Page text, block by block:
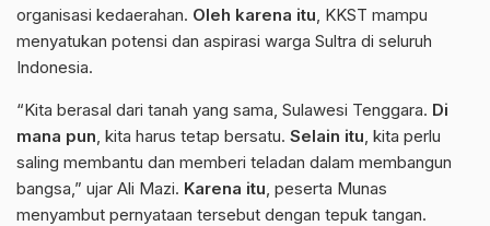
organisasi kedaerahan. Oleh karena itu, KKST mampu
menyatukan potensi dan aspirasi warga Sultra di seluruh
Indonesia.
“Kita berasal dari tanah yang sama, Sulawesi Tenggara. Di
mana pun, kita harus tetap bersatu. Selain itu, kita perlu
saling membantu dan memberi teladan dalam membangun
bangsa,” ujar Ali Mazi. Karena itu, peserta Munas
menyambut pernyataan tersebut dengan tepuk tangan.